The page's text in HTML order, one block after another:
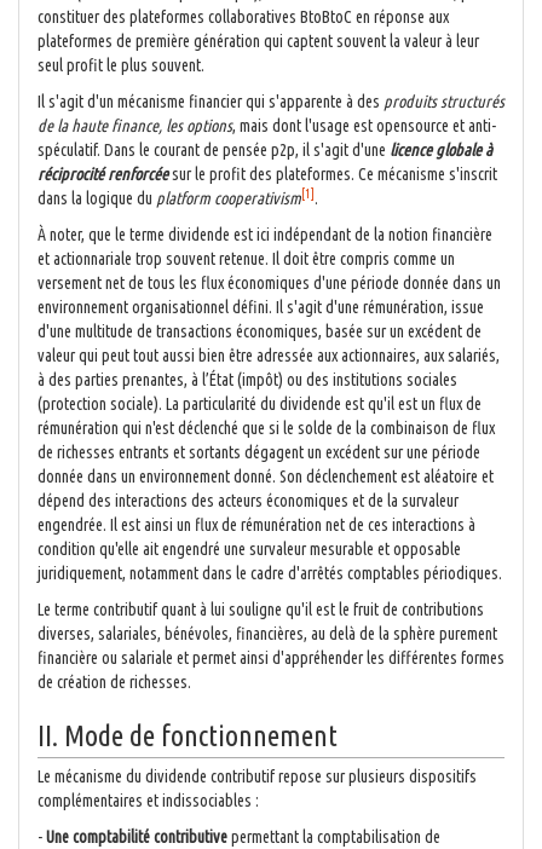
constituer des plateformes collaboratives BtoBtoC en réponse aux
plateformes de première génération qui captent souvent la valeur à leur
seul profit le plus souvent.
Il s'agit d'un mécanisme financier qui s'apparente à des produits structurés
de la haute finance, les options, mais dont l'usage est opensource et anti-
spéculatif. Dans le courant de pensée p2p, il s'agit d'une licence globale à
réciprocité renforcéesur le profit des plateformes. Ce mécanisme s'inscrit
dans la logique du platform cooperativism[1] .
À noter, que le terme dividende est ici indépendant de la notion financière
et actionnariale trop souvent retenue. Il doit être compris comme un
versement net de tous les flux économiques d'une période donnée dans un
environnement organisationnel défini. Il s'agit d'une rémunération, issue
d'une multitude de transactions économiques, basée sur un excédent de
valeur qui peut tout aussi bien être adressée aux actionnaires, aux salariés,
à des parties prenantes, à l’État (impôt) ou des institutions sociales
(protection sociale). La particularité du dividende est qu'il est un flux de
rémunération qui n'est déclenché que si le solde de la combinaison de flux
de richesses entrants et sortants dégagent un excédent sur une période
donnée dans un environnement donné. Son déclenchement est aléatoire et
dépend des interactions des acteurs économiques et de la survaleur
engendrée. Il est ainsi un flux de rémunération net de ces interactions à
condition qu'elle ait engendré une survaleur mesurable et opposable
juridiquement, notamment dans le cadre d'arrêtés comptables périodiques.
Le terme contributif quant à lui souligne qu'il est le fruit de contributions
diverses, salariales, bénévoles, financières, au delà de la sphère purement
financière ou salariale et permet ainsi d'appréhender les différentes formes
de création de richesses.
II. Mode de fonctionnement
Le mécanisme du dividende contributif repose sur plusieurs dispositifs
complémentaires et indissociables :
-Une comptabilité contributivepermettant la comptabilisation de